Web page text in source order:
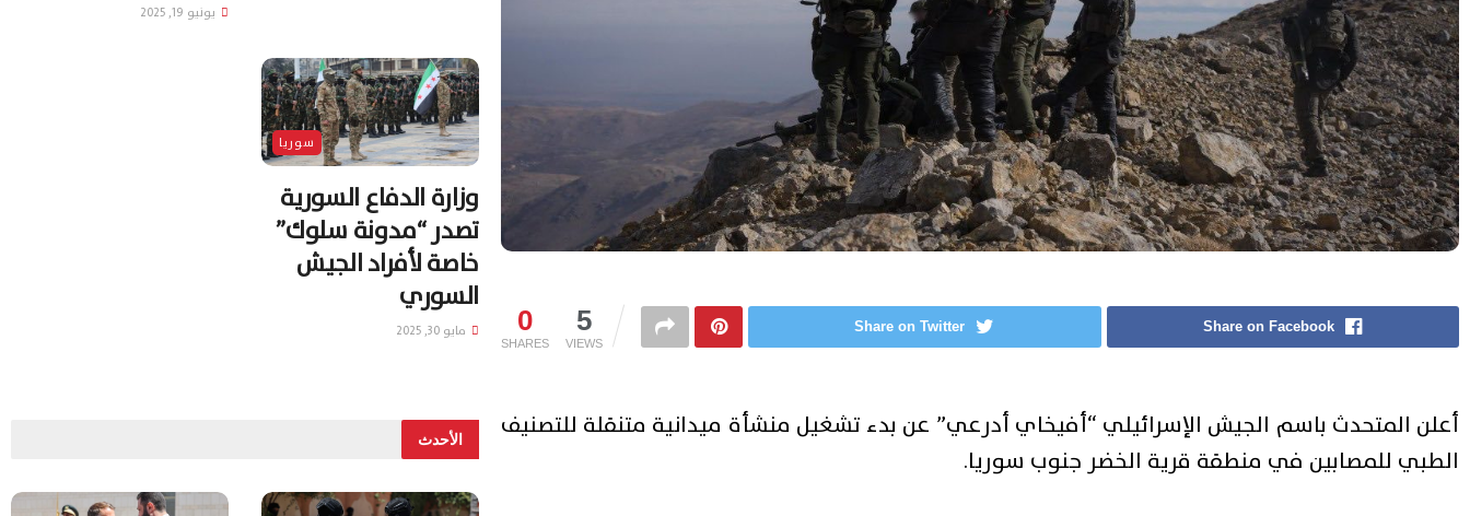
0
SHARES
5
VIEWS
Share on Facebook
Share on Twitter
أعلن المتحدث باسم الجيش الإسرائيلي “أفيخاي أدرعي” عن بدء تشغيل منشأة ميدانية متنقلة للتصنيف
الطبي للمصابين في منطقة قرية الخضر جنوب سوريا.
يونيو 19, 2025
سوريا
وزارة الدفاع السورية
تصدر “مدونة سلوك”
خاصة لأفراد الجيش
السوري
مايو 30, 2025
الأحدث